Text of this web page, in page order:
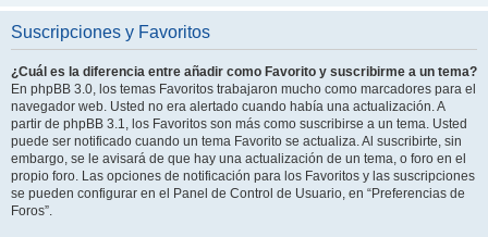
Suscripciones y Favoritos
¿Cuál es la diferencia entre añadir como Favorito y suscribirme a un tema?
En phpBB 3.0, los temas Favoritos trabajaron mucho como marcadores para el
navegador web. Usted no era alertado cuando había una actualización. A
partir de phpBB 3.1, los Favoritos son más como suscribirse a un tema. Usted
puede ser notificado cuando un tema Favorito se actualiza. Al suscribirte, sin
embargo, se le avisará de que hay una actualización de un tema, o foro en el
propio foro. Las opciones de notificación para los Favoritos y las suscripciones
se pueden configurar en el Panel de Control de Usuario, en “Preferencias de
Foros”.